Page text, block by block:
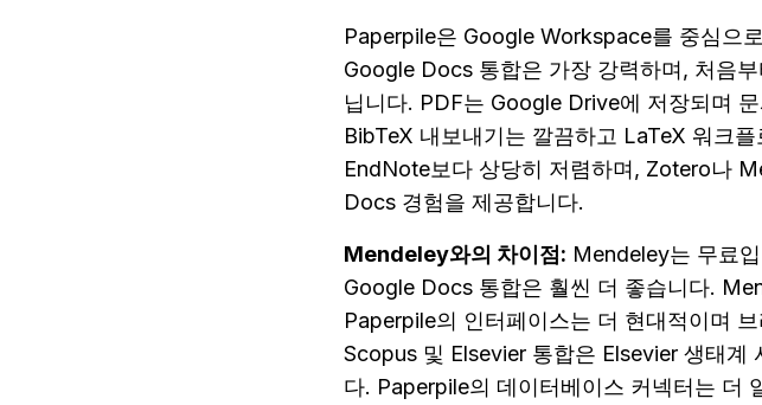
Paperpile은 Google Workspace를 중심으
Google Docs 통합은 가장 강력하며, 처음
닙니다. PDF는 Google Drive에 저장되며
BibTeX 내보내기는 깔끔하고 LaTeX 워크
EndNote보다 상당히 저렴하며, Zotero나
Docs 경험을 제공합니다.
Mendeley와의 차이점: Mendeley는 무료
Google Docs 통합은 훨씬 더 좋습니다.
Paperpile의 인터페이스는 더 현대적이며
Scopus 및 Elsevier 통합은 Elsevier 생태계
다. Paperpile의 데이터베이스 커넥터는 더